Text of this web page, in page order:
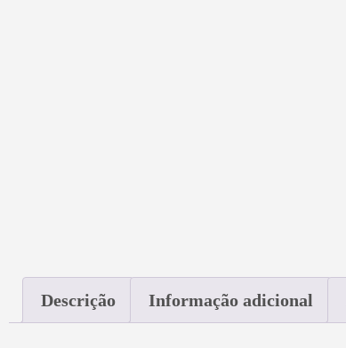
Descrição Informação adicional